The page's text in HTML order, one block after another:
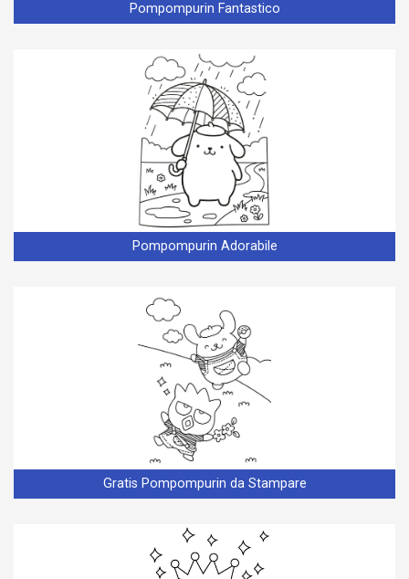
Pompompurin Fantastico
Pompompurin Adorabile
Gratis Pompompurin da Stampare